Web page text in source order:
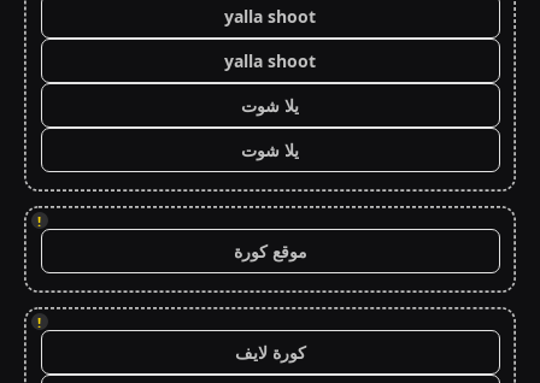
yalla shoot
yalla shoot
يلا شوت
يلا شوت
!
موقع كورة
!
كورة لايف